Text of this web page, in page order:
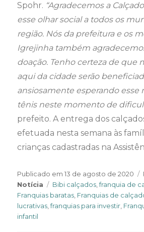
Spohr. “Agradecemos a
esse olhar social a todos os
região. Nós da prefeitura e os
Igrejinha também
doação. Tenho certeza de que
aqui da cidade serão
ansiosamente esperando esse
tênis neste momento de
prefeito. A entrega dos
efetuada nesta semana às
crianças cadastradas na
Publicado em13 de agosto de 2020
Notícia
Tags
Bibi calçados,franquia de
Franquias baratas, Franquias de
lucrativas,franquias para investir,
infantil